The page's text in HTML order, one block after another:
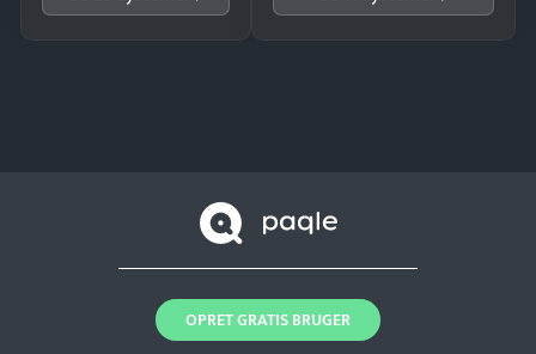
OPRET GRATIS BRUGER